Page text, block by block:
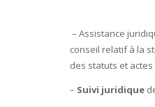
– Assistance
conseil relatif à la
des statuts et actes
– Suivi juridique